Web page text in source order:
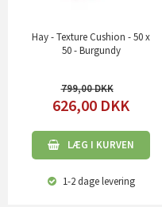
Hay - Texture Cushion - 50 x
50 - Burgundy
799,00
626,00 DKK
LÆG I KURVEN
1-2 dagelevering